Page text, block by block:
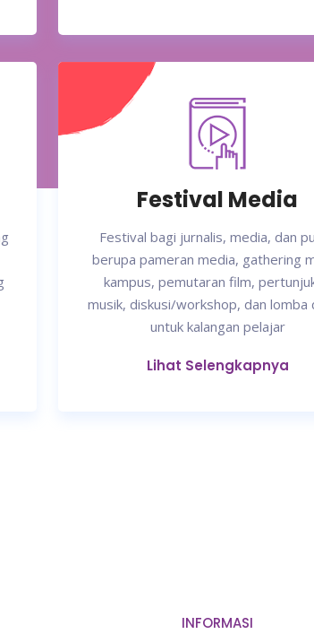
Festival Media
Festival bagi jurnalis, media, dan
berupa pameran media, gathering
kampus, pemutaran film,
musik, diskusi/workshop, dan lomba
untuk kalangan pelajar
Lihat Selengkapnya
INFORMASI